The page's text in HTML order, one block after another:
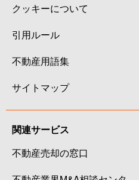
クッキーについて
引用ルール
不動産用語集
サイトマップ
関連サービス
不動産売却の窓口